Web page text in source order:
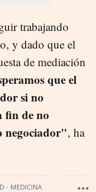
trabajando
y dado que el
de mediación
que el
si no
fin de no
negociador", ha
- MEDICINA